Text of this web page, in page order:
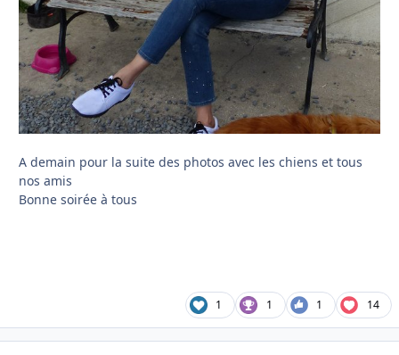
A demain pour la suite des photos avec les chiens et tous
nos amis
Bonne soirée à tous
1 1 1 14